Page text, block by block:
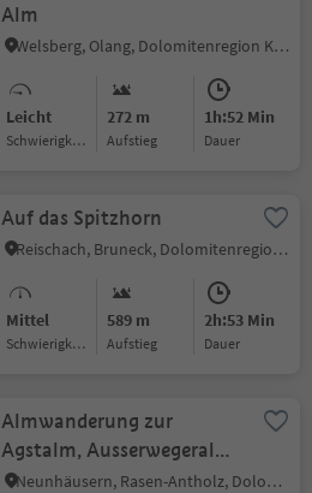
Alm
Welsberg, Olang, Dolomitenregion Kronplatz
Leicht
Schwierigkeitsgrad
272 m
Aufstieg
1h:52 Min
Dauer
Auf das Spitzhorn
Reischach, Bruneck, Dolomitenregion Kronplatz
Mittel
Schwierigkeitsgrad
589 m
Aufstieg
2h:53 Min
Dauer
Almwanderung zur
Agstalm, Ausserwegeralm
und Pichleralm
Neunhäusern, Rasen-Antholz, Dolomitenregion Kronplatz